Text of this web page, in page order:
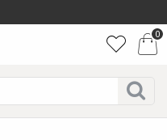
0